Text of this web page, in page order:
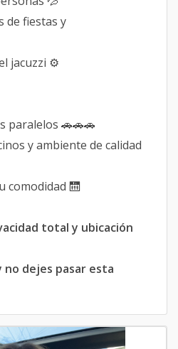
de fiestas y
jacuzzi ⚙️
paralelos 🚗🚗🚗
y ambiente de calidad
comodidad 🛗
total y ubicación
no dejes pasar esta